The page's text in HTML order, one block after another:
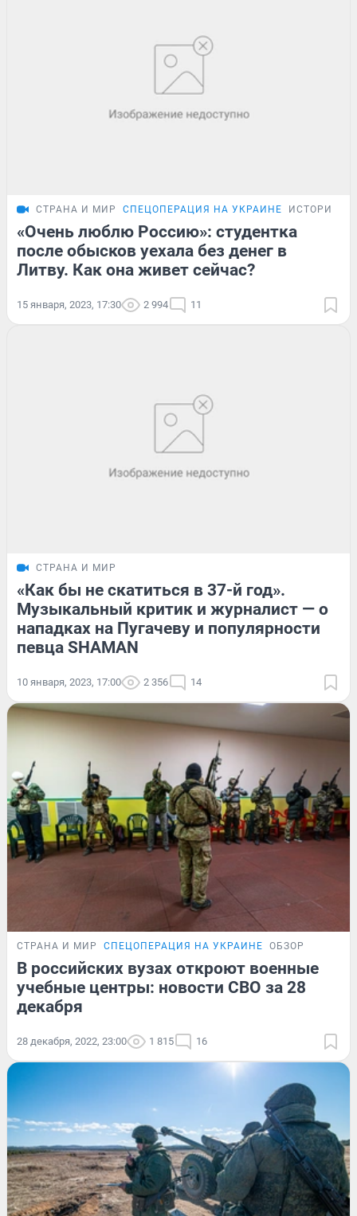
СТРАНА И МИР СПЕЦОПЕРАЦИЯ НА УКРАИНЕ ИСТОРИИ
«Очень люблю Россию»: студентка
после обысков уехала без денег в
Литву. Как она живет сейчас?
15 января, 2023, 17:30 2 994 11
СТРАНА И МИР
«Как бы не скатиться в 37-й год».
Музыкальный критик и журналист — о
нападках на Пугачеву и популярности
певца SHAMAN
10 января, 2023, 17:00 2 356 14
СТРАНА И МИР СПЕЦОПЕРАЦИЯ НА УКРАИНЕ ОБЗОР
В российских вузах откроют военные
учебные центры: новости СВО за 28
декабря
28 декабря, 2022, 23:00 1 815 16